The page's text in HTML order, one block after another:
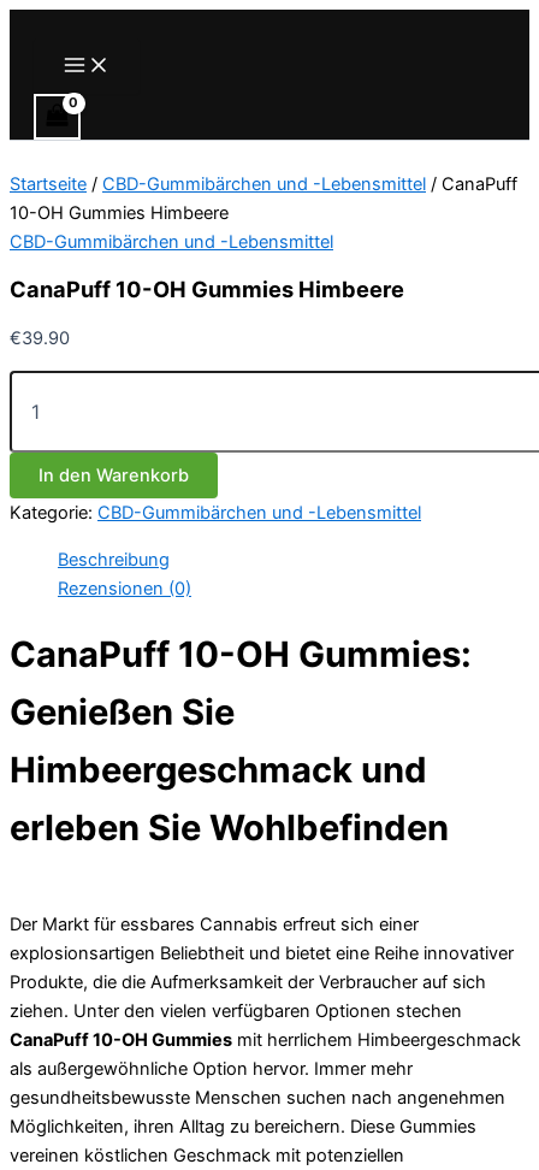
Main
Menu
Startseite / CBD-Gummibärchen und -Lebensmittel / CanaPuff
10-OH Gummies Himbeere
CBD-Gummibärchen und -Lebensmittel
CanaPuff 10-OH Gummies Himbeere
€39.90
CanaPuff
10-
Gummies
Himbeere
Menge
In den Warenkorb
Kategorie: CBD-Gummibärchen und -Lebensmittel
Beschreibung
Rezensionen (0)
CanaPuff 10-OH Gummies:
Genießen Sie
Himbeergeschmack und
erleben Sie Wohlbefinden
Der Markt für essbares Cannabis erfreut sich einer
explosionsartigen Beliebtheit und bietet eine Reihe innovativer
Produkte, die die Aufmerksamkeit der Verbraucher auf sich
ziehen. Unter den vielen verfügbaren Optionen stechen
CanaPuff 10-OH Gummies mit herrlichem Himbeergeschmack
als außergewöhnliche Option hervor. Immer mehr
gesundheitsbewusste Menschen suchen nach angenehmen
Möglichkeiten, ihren Alltag zu bereichern. Diese Gummies
vereinen köstlichen Geschmack mit potenziellen